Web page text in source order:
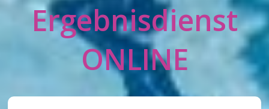
Ergebnisdienst
ONLINE